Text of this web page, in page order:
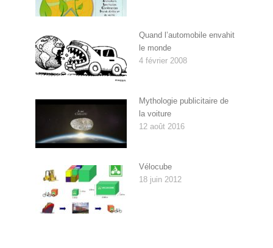
Quand l’automobile envahit
le monde
4 février 2008
Mythologie publicitaire de
la voiture
12 août 2016
Vélocube
18 juin 2012